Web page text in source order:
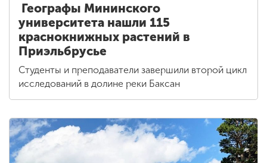
Географы Мининского
университета нашли 115
краснокнижных растений в
Приэльбрусье
Студенты и преподаватели завершили второй цикл
исследований в долине реки Баксан